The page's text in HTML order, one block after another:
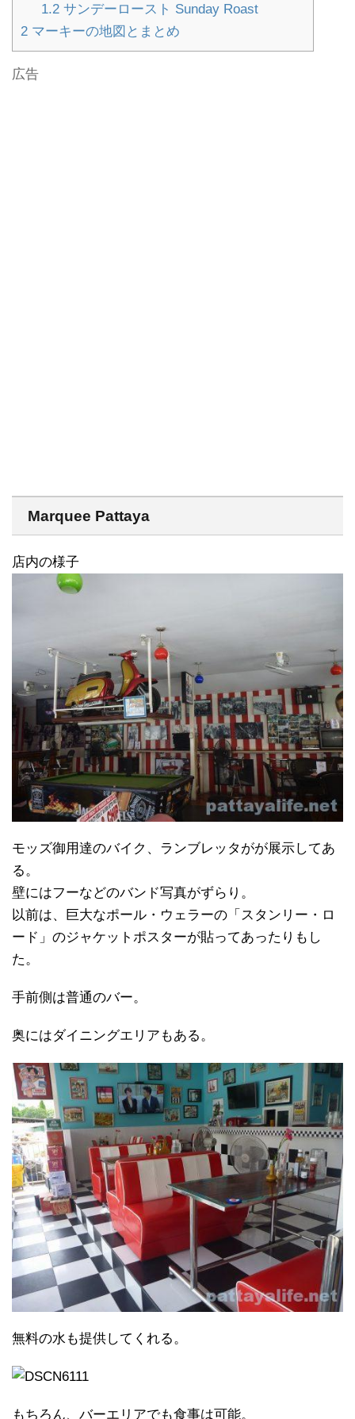
1.2サンデーロースト Sunday Roast
2 マーキーの地図とまとめ
広告
Marquee Pattaya
店内の様子
モッズ御用達のバイク、ランブレッタがが展示してあ
る。
壁にはフーなどのバンド写真がずらり。
以前は、巨大なポール・ウェラーの「スタンリー・ロ
ード」のジャケットポスターが貼ってあったりもし
た。
手前側は普通のバー。
奥にはダイニングエリアもある。
無料の水も提供してくれる。
もちろん、バーエリアでも食事は可能。